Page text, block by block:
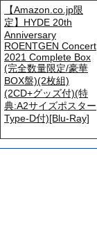
【Amazon.co.jp限
定】HYDE 20th
Anniversary
ROENTGEN Concert
2021 Complete Box
(完全数量限定/豪華
BOX盤)(2枚組)
(2CD+グッズ付)(特
典:A2サイズポスター
Type-D付)[Blu-Ray]